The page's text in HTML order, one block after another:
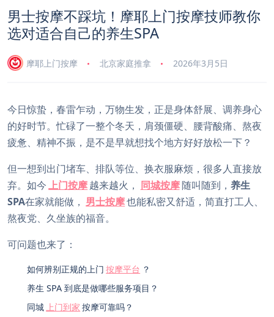
男士按摩不踩坑！摩耶上门按摩技师教你
选对适合自己的养生SPA
摩耶上门按摩 北京家庭推拿 2026年3月5日
今日惊蛰，春雷乍动，万物生发，正是身体舒展、调养身心
的好时节。忙碌了一整个冬天，肩颈僵硬、腰背酸痛、熬夜
疲惫、精神不振，是不是早就想找个地方好好放松一下？
但一想到出门堵车、排队等位、换衣服麻烦，很多人直接放
弃。如今上门按摩越来越火， 同城按摩随叫随到， 养生
SPA在家就能做， 男士按摩也能私密又舒适，简直打工人、
熬夜党、久坐族的福音。
可问题也来了：
如何辨别正规的上门 按摩平台 ？
养生 SPA 到底是做哪些服务项目？
同城上门到家 按摩可靠吗？